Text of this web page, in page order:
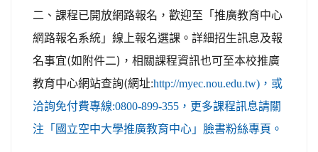
二、課程已開放網路報名，歡迎至「推廣教育中心
網路報名系統」線上報名選課。詳細招生訊息及報
名事宜(如附件二)，相關課程資訊也可至本校推廣
教育中心網站查詢(網址:http://myec.nou.edu.tw)，或
洽詢免付費專線:0800-899-355，更多課程訊息請關
注「國立空中大學推廣教育中心」臉書粉絲專頁。